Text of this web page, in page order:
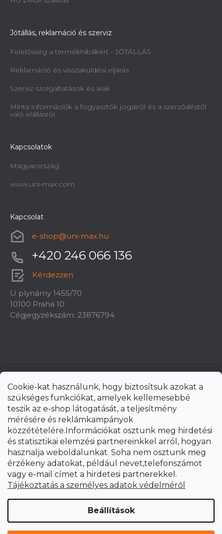
Cookie-kat használunk, hogy biztosítsuk azokat a
szükséges funkciókat, amelyek kellemesebbé
teszik az e-shop látogatását, a teljesítmény
mérésére és reklámkampányok
közzétételére.Információkat osztunk meg hirdetési
és statisztikai elemzési partnereinkkel arról, hogyan
hasznalja weboldalunkat. Soha nem osztunk meg
érzékeny adatokat, például nevet,telefonszámot
vagy e-mail címet a hirdetesi partnerekkel.
Tájékoztatás a személyes adatok védelméről
Beállítások
Jótállás, reklamáció és szerviz
Felelősség a termékhibákért - JÓTÁLLÁS
Reklamáció és visszaküldési eljárás
Szerviz szolgáltatások és árak
Minta információk a fogyasztók jogairól és a szerződéstől
való elállásról
Kapcsolatok
Magyarország
www.uni-max.com
Kapcsolat
e-shop@uni-max.hu
+420 246 066 136
Kérdezzen
U plynárny 1455/70
10100 Praha 10
Cégjegyzékszám: 23876794
Shoptet Premium készítette
beállítások szerkesztése